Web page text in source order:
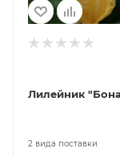
Лилейник
2 вида поставки